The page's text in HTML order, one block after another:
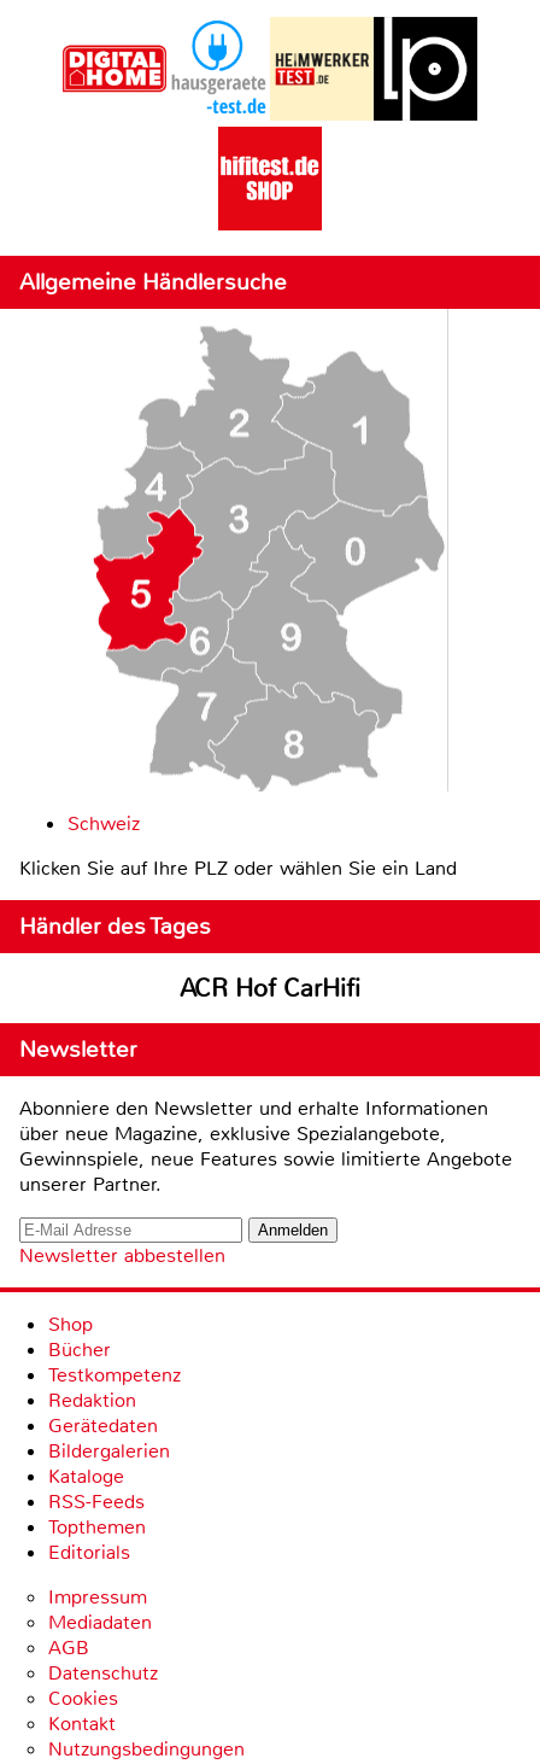
Allgemeine Händlersuche
Schweiz
Klicken Sie auf Ihre PLZ oder wählen Sie ein Land
Händler des Tages
ACR Hof CarHifi
Newsletter
Abonniere den Newsletter und erhalte Informationen
über neue Magazine, exklusive Spezialangebote,
Gewinnspiele, neue Features sowie limitierte Angebote
unserer Partner.
Newsletter abbestellen
Shop
Bücher
Testkompetenz
Redaktion
Gerätedaten
Bildergalerien
Kataloge
RSS-Feeds
Topthemen
Editorials
Impressum
Mediadaten
AGB
Datenschutz
Cookies
Kontakt
Nutzungsbedingungen